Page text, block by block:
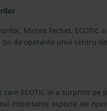
Mircea Fechet, ECOTIC
de operarea unui centru
ECOTIC le-a surprins
importante aspecte ale